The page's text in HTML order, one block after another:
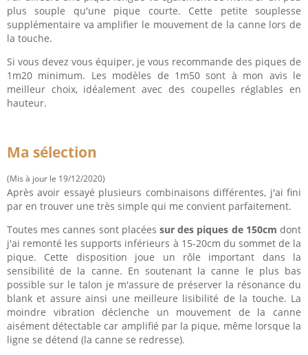
plus souple qu'une pique courte. Cette petite souplesse
supplémentaire va amplifier le mouvement de la canne lors de
la touche.
Si vous devez vous équiper, je vous recommande des piques de
1m20 minimum. Les modèles de 1m50 sont à mon avis le
meilleur choix, idéalement avec des coupelles réglables en
hauteur.
Ma sélection
(Mis à jour le 19/12/2020)
Après avoir essayé plusieurs combinaisons différentes, j'ai fini
par en trouver une très simple qui me convient parfaitement.
Toutes mes cannes sont placées sur des piques de 150cm dont
j'ai remonté les supports inférieurs à 15-20cm du sommet de la
pique. Cette disposition joue un rôle important dans la
sensibilité de la canne. En soutenant la canne le plus bas
possible sur le talon je m'assure de préserver la résonance du
blank et assure ainsi une meilleure lisibilité de la touche. La
moindre vibration déclenche un mouvement de la canne
aisément détectable car amplifié par la pique, même lorsque la
ligne se détend (la canne se redresse).